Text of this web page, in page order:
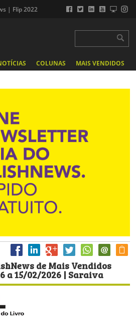
| Flip 2022
COLUNAS MAIS VENDIDOS
de Mais Vendidos
a 15/02/2026 | Saraiva